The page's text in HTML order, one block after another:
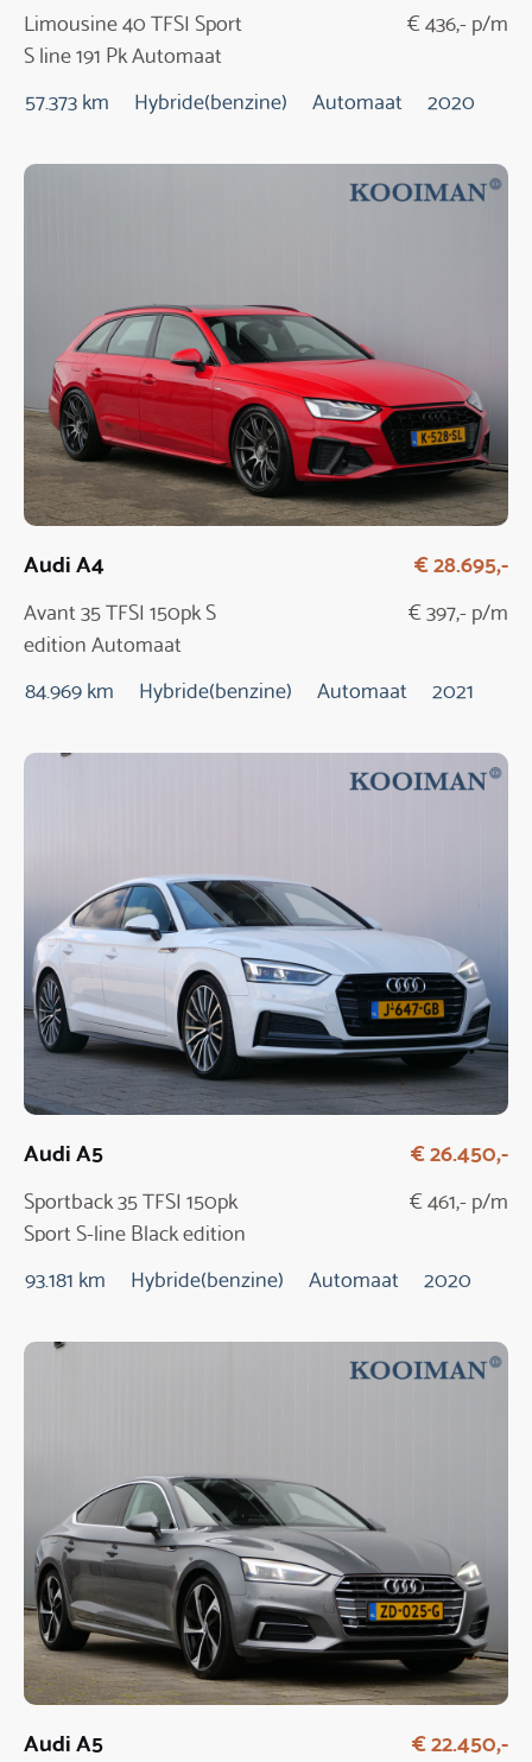
Limousine 40 TFSI Sport
S line 191 Pk Automaat
€ 436,- p/m
57.373 km Hybride(benzine) Automaat 2020
Audi A4
Avant 35 TFSI 150pk S
edition Automaat
€ 28.695,-
€ 397,- p/m
84.969 km Hybride(benzine) Automaat 2021
Audi A5
Sportback 35 TFSI 150pk
Sport S-line Black edition
Automaat
€ 26.450,-
€ 461,- p/m
93.181 km Hybride(benzine) Automaat 2020
Audi A5 € 22.450,-